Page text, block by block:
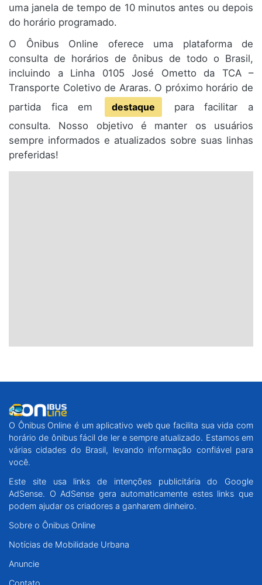
uma janela de tempo de 10 minutos antes ou depois
do horário programado.
O Ônibus Online oferece uma plataforma de
consulta de horários de ônibus de todo o Brasil,
incluindo a Linha 0105 José Ometto da TCA –
Transporte Coletivo de Araras. O próximo horário de
partida fica em
destaque
para facilitar a
consulta. Nosso objetivo é manter os usuários
sempre informados e atualizados sobre suas linhas
preferidas!
O Ônibus Online é um aplicativo web que facilita sua vida com
horário de ônibus fácil de ler e sempre atualizado. Estamos em
várias cidades do Brasil, levando informação confiável para
você.
Este site usa links de intenções publicitária do Google
AdSense. O AdSense gera automaticamente estes links que
podem ajudar os criadores a ganharem dinheiro.
Sobre o Ônibus Online
Notícias de Mobilidade Urbana
Anuncie